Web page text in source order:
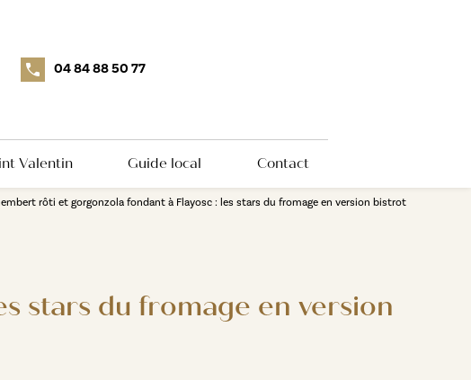
04 84 88 50 77
Guide local Contact
Valentin
rôti et gorgonzola fondant à Flayosc : les stars du fromage en version bistrot
stars du fromage en version